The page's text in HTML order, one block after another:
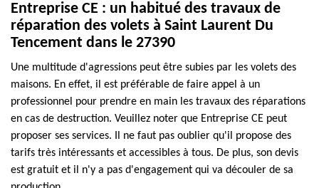
Entreprise CE : un habitué des travaux de
réparation des volets à Saint Laurent Du
Tencement dans le 27390
Une multitude d'agressions peut être subies par les volets des
maisons. En effet, il est préférable de faire appel à un
professionnel pour prendre en main les travaux des réparations
en cas de destruction. Veuillez noter que Entreprise CE peut
proposer ses services. Il ne faut pas oublier qu'il propose des
tarifs très intéressants et accessibles à tous. De plus, son devis
est gratuit et il n'y a pas d'engagement qui va découler de sa